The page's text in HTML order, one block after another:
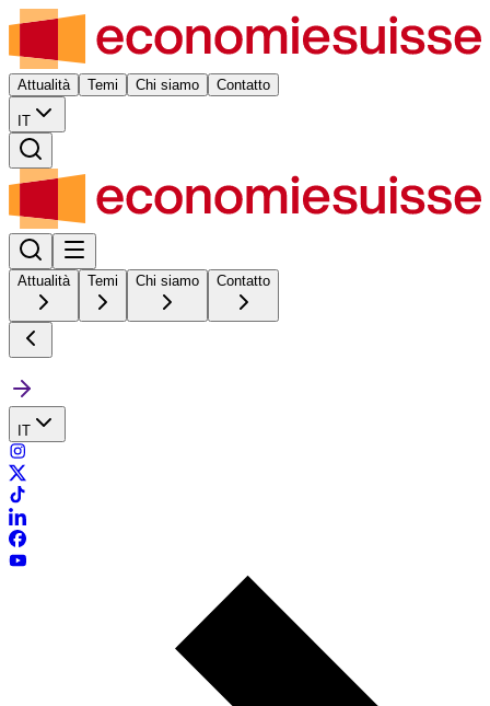
Attualità Temi Chi siamo Contatto
IT
Attualità Temi Chi siamo Contatto
IT